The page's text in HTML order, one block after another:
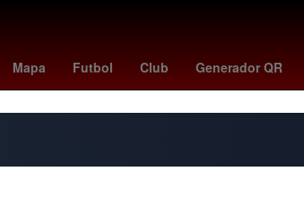
Mapa Futbol Club Generador QR
Germán Berterame Rogelio Funes Mori